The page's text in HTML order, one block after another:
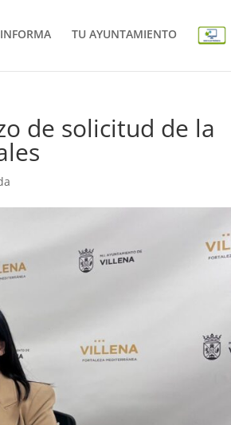
TU AYUNTAMIENTO
de solicitud de la